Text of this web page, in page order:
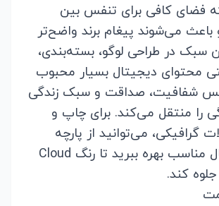
فضای کافی برای تنفس بین
باعث می‌شوند پیغام برند واضح‌تر
سبک در طراحی لوگو، بسته‌بندی،
محتوای دیجیتال بسیار محبوب
شفافیت، صداقت و سبک زندگی
را منتقل می‌کند. برای چاپ و
گرافیکی، می‌توانید از پارچه
و متریال مناسب بهره ببرید تا رنگ Cloud